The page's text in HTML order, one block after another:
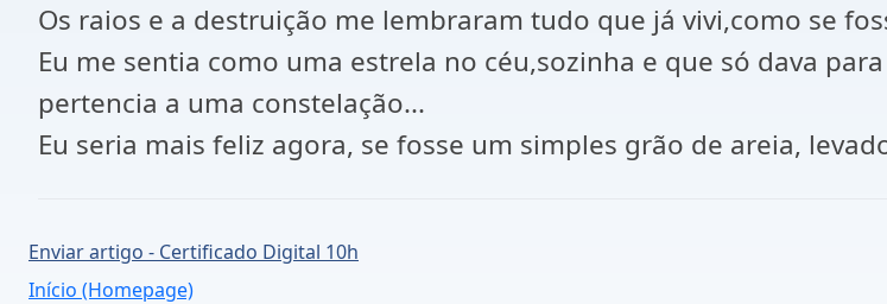
Os raios e a destruição me lembraram tudo que já vivi,como se
Eu me sentia como uma estrela no céu,sozinha e que só dava
pertencia a uma constelação...
Eu seria mais feliz agora, se fosse um simples grão de areia,
Enviar artigo - Certificado Digital 10h
Início (Homepage)